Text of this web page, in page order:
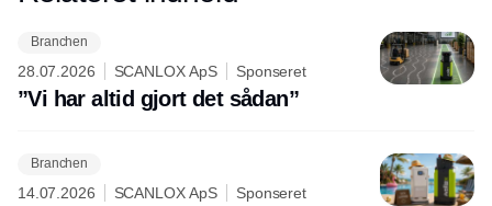
Branchen
28.07.2026 SCANLOX ApS Sponseret
”Vi har altid gjort det sådan”
Branchen
14.07.2026 SCANLOX ApS Sponseret